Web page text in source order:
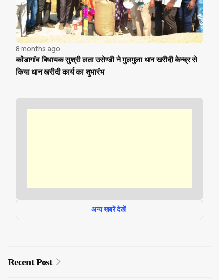
8 months ago
कोंडागांव विधायक सुश्री लता उसेण्डी ने मुलमुला धान खरीदी केन्द्र से
किया धान खरीदी कार्य का शुभारंभ
अन्य खबरें देखें
Recent Post